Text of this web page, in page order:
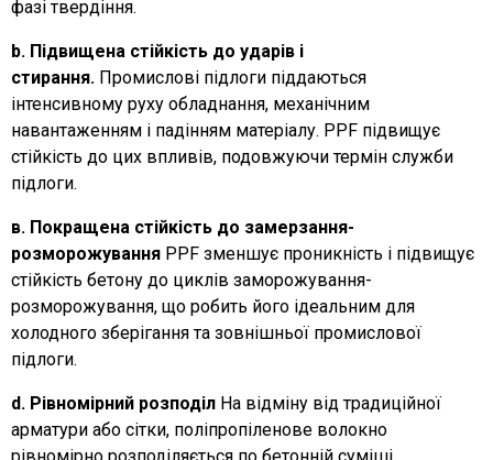
фазі твердіння.
b. Підвищена стійкість до ударів і
стирання. Промислові підлоги піддаються
інтенсивному руху обладнання, механічним
навантаженням і падінням матеріалу. PPF підвищує
стійкість до цих впливів, подовжуючи термін служби
підлоги.
в. Покращена стійкість до замерзання-
розморожування PPF зменшує проникність і підвищує
стійкість бетону до циклів заморожування-
розморожування, що робить його ідеальним для
холодного зберігання та зовнішньої промислової
підлоги.
d. Рівномірний розподіл На відміну від традиційної
арматури або сітки, поліпропіленове волокно